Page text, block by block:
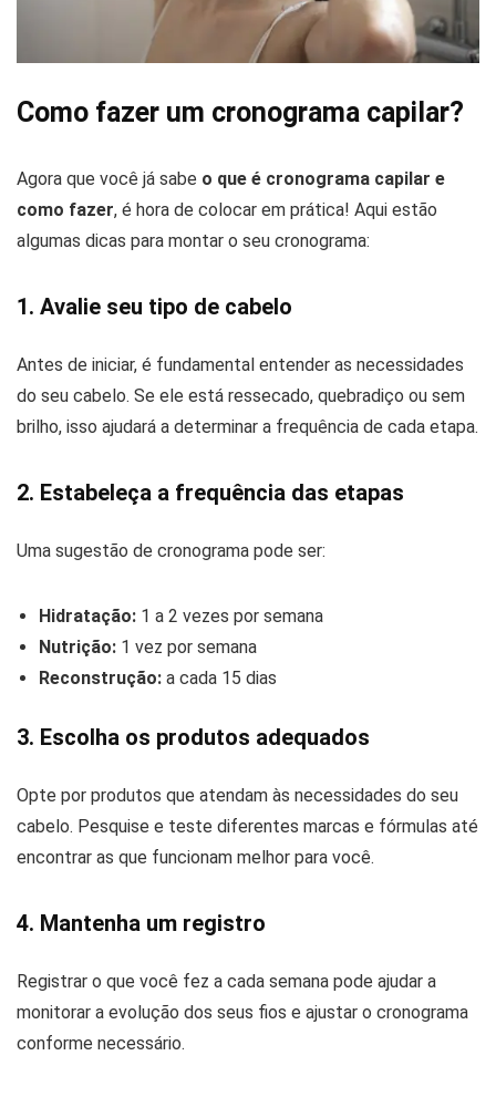
Como fazer um cronograma capilar?
Agora que você já sabe o que é cronograma capilar e
como fazer, é hora de colocar em prática! Aqui estão
algumas dicas para montar o seu cronograma:
1. Avalie seu tipo de cabelo
Antes de iniciar, é fundamental entender as necessidades
do seu cabelo. Se ele está ressecado, quebradiço ou sem
brilho, isso ajudará a determinar a frequência de cada etapa.
2. Estabeleça a frequência das etapas
Uma sugestão de cronograma pode ser:
Hidratação: 1 a 2 vezes por semana
Nutrição: 1 vez por semana
Reconstrução: a cada 15 dias
3. Escolha os produtos adequados
Opte por produtos que atendam às necessidades do seu
cabelo. Pesquise e teste diferentes marcas e fórmulas até
encontrar as que funcionam melhor para você.
4. Mantenha um registro
Registrar o que você fez a cada semana pode ajudar a
monitorar a evolução dos seus fios e ajustar o cronograma
conforme necessário.